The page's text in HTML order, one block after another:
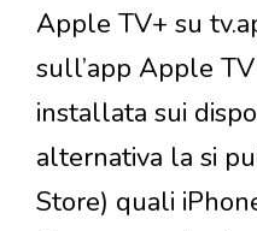
Apple TV+ su
sull’app Apple
installata sui
alternativa la si
Store) quali